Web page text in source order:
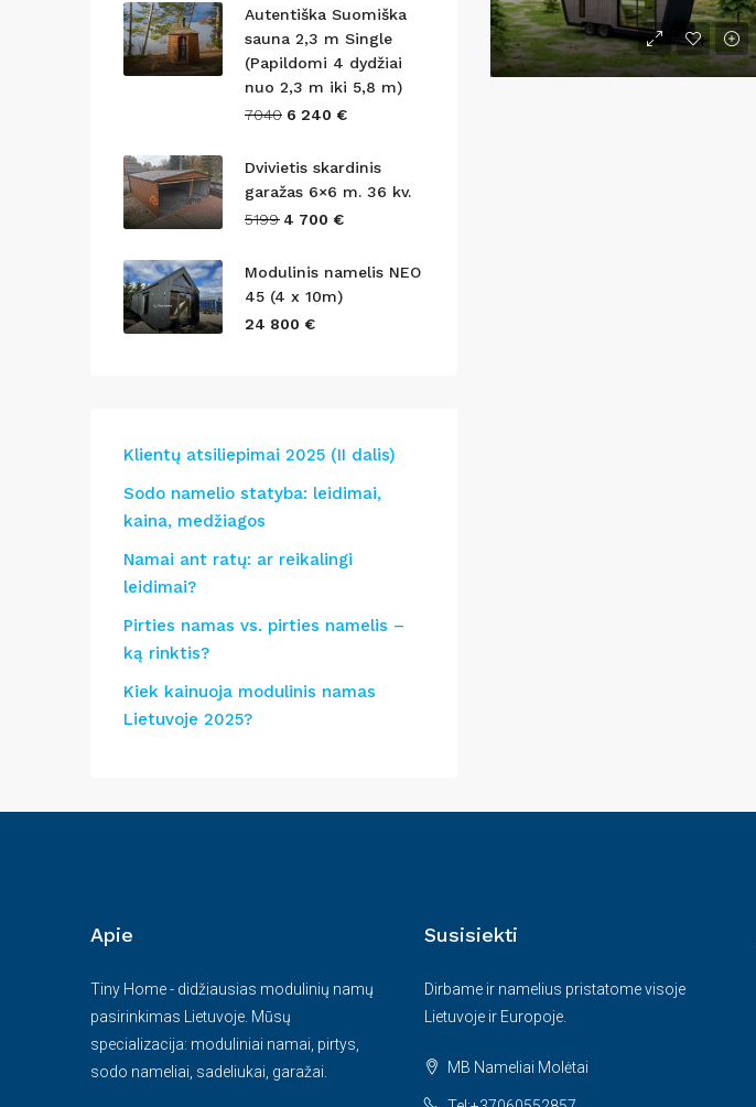
Autentiška Suomiška
sauna 2,3 m Single
(Papildomi 4 dydžiai
nuo 2,3 m iki 5,8 m)
7040 6 240 €
Dvivietis skardinis
garažas 6×6 m. 36 kv.
5199 4 700 €
Modulinis namelis NEO
45 (4 x 10m)
24 800 €
Klientų atsiliepimai 2025 (II dalis)
Sodo namelio statyba: leidimai,
kaina, medžiagos
Namai ant ratų: ar reikalingi
leidimai?
Pirties namas vs. pirties namelis –
ką rinktis?
Kiek kainuoja modulinis namas
Lietuvoje 2025?
Apie
Tiny Home - didžiausias modulinių namų
pasirinkimas Lietuvoje. Mūsų
specializacija: moduliniai namai, pirtys,
sodo nameliai, sadeliukai, garažai.
Susisiekti
Dirbame ir namelius pristatome visoje
Lietuvoje ir Europoje.
MB Nameliai Molėtai